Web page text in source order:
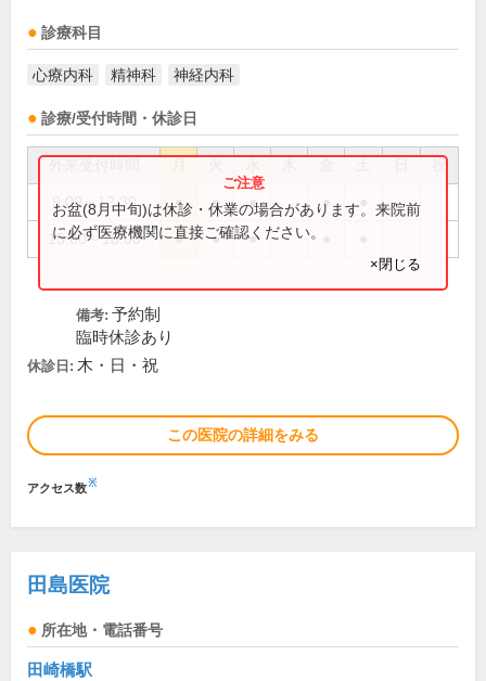
診療科目
心療内科 精神科 神経内科
診療/受付時間・休診日
祝
9:00～12:30 ● ● ● ●
15:00～18:00 ● ● ●
お盆(8月中旬)は休診・休業の場合があります。来院前
に必ず医療機関に直接ご確認ください。
×閉じる
備考: 予約制
臨時休診あり
休診日: 木・日・祝
この医院の詳細をみる
アクセス数※
田島医院
所在地・電話番号
田崎橋駅